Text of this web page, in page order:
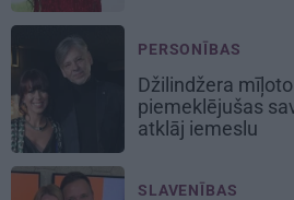
PERSONĪBAS
Džilindžera
piemeklējušas
atklāj iemeslu
SLAVENĪBAS